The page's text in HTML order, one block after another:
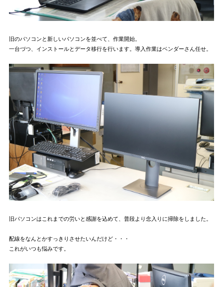
旧のパソコンと新しいパソコンを並べて、作業開始。
一台づつ、インストールとデータ移行を行います。導入作業はベンダーさん任せ。
旧パソコンはこれまでの労いと感謝を込めて、普段より念入りに掃除をしました。
配線をなんとかすっきりさせたいんだけど・・・
これがいつも悩みです。